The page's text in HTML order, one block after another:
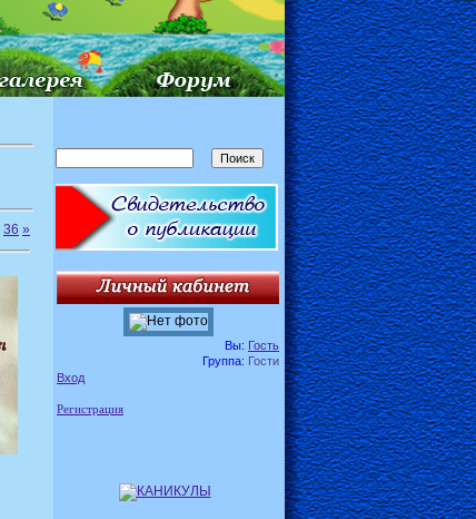
36 »
Вы: Гость
Группа: Гости
Вход
Регистрация